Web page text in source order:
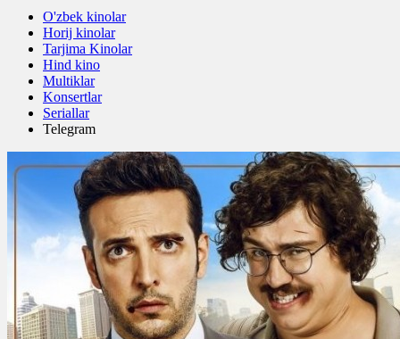
O'zbek kinolar
Horij kinolar
Tarjima Kinolar
Hind kino
Multiklar
Konsertlar
Seriallar
Telegram